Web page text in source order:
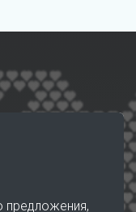
предложения,